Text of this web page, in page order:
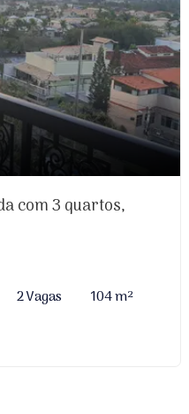
com 3 quartos,
2 Vagas
104 m²